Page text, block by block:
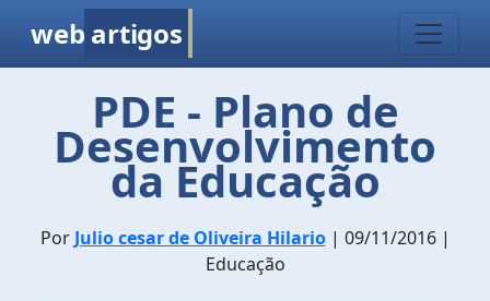
web artigos
PDE - Plano de
Desenvolvimento
da Educação
Por Julio cesar de Oliveira Hilario| 09/11/2016 |
Educação